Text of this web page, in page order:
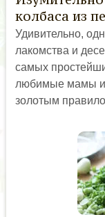
колбаса из
Удивительно,
лакомства и
самых
любимые мамы и
золотым